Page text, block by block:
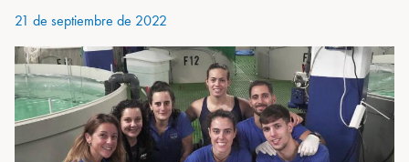
21 de septiembre de 2022